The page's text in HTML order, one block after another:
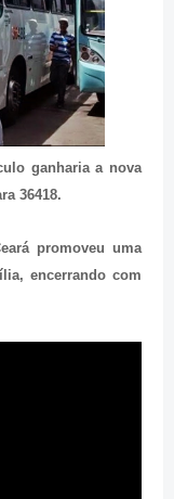
ganharia a nova
36418.
promoveu uma
encerrando com